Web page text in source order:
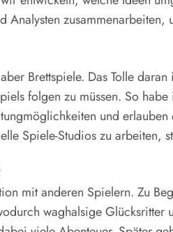
Brettspiele. Das Tolle
folgen zu müssen. So
und
Spiele-Studios zu arbeiten,
mit anderen Spielern. Zu
waghalsige